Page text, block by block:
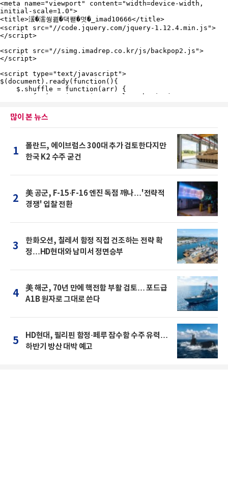
많이 본 뉴스
1
폴란드, 에이브럼스 300대 추가 검토한다지만
한국 K2 수주 굳건
2
美 공군, F-15·F-16 엔진 독점 깨나…'전략적
경쟁' 입찰 전환
3
한화오션, 칠레서 함정 직접 건조하는 전략 확
정…HD현대와 남미서 정면승부
4
美 해군, 70년 만에 핵전함 부활 검토… 포드급
A1B 원자로 그대로 쓴다
5
HD현대, 필리핀 함정·페루 잠수함 수주 유력…
하반기 방산 대박 예고